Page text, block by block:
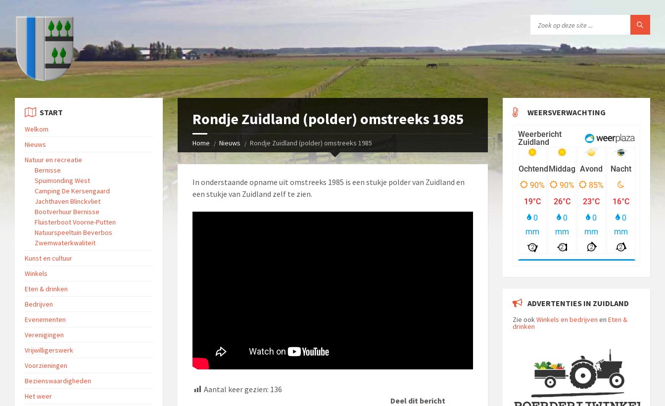
Rondje Zuidland (polder) omstreeks 1985
Home Nieuws Rondje Zuidland (polder) omstreeks 1985
In onderstaande opname uit omstreeks 1985 is een stukje polder van Zuidland en
een stukje van Zuidland zelf te zien.
Aantal keer gezien: 136
Deel dit bericht
START
Welkom
Nieuws
Natuur en recreatie
Bernisse
Spuimonding West
Camping De Kersengaard
Jachthaven Blinckvliet
Bootverhuur Bernisse
Fluisterboot Voorne-Putten
Natuurspeeltuin Beverbos
Zwemwaterkwaliteit
Kunst en cultuur
Winkels
Eten & drinken
Bedrijven
Evenementen
Verenigingen
Vrijwilligerswerk
Voorzieningen
Bezienswaardigheden
Het weer
WEERSVERWACHTING
ADVERTENTIES IN ZUIDLAND
Zie ookWinkels en bedrijven en Eten &
drinken